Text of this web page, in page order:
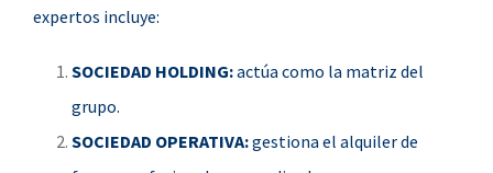
expertos incluye:
SOCIEDAD HOLDING:actúa como la matriz del
grupo.
SOCIEDAD OPERATIVA:gestiona el alquiler de